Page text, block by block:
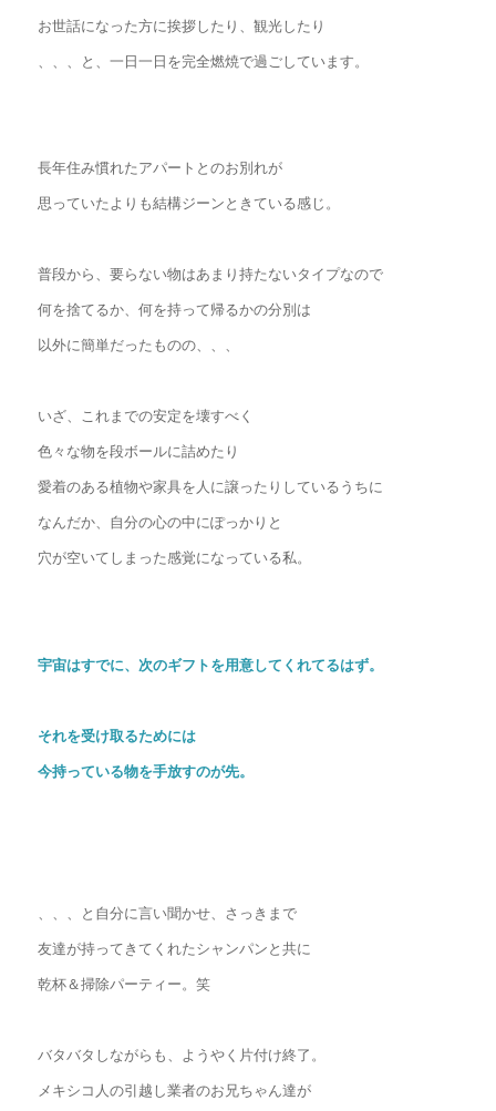
お世話になった方に挨拶したり、観光したり
、、、と、一日一日を完全燃焼で過ごしています。
長年住み慣れたアパートとのお別れが
思っていたよりも結構ジーンときている感じ。
普段から、要らない物はあまり持たないタイプなので
何を捨てるか、何を持って帰るかの分別は
以外に簡単だったものの、、、
いざ、これまでの安定を壊すべく
色々な物を段ボールに詰めたり
愛着のある植物や家具を人に譲ったりしているうちに
なんだか、自分の心の中にぽっかりと
穴が空いてしまった感覚になっている私。
宇宙はすでに、次のギフトを用意してくれてるはず。
それを受け取るためには
今持っている物を手放すのが先。
、、、と自分に言い聞かせ、さっきまで
友達が持ってきてくれたシャンパンと共に
乾杯＆掃除パーティー。笑
バタバタしながらも、ようやく片付け終了。
メキシコ人の引越し業者のお兄ちゃん達が